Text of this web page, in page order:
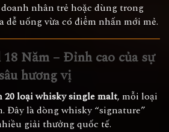
nhân trẻ hoặc dùng trong
dễ uống vừa có điểm nhấn mới mẻ.
18 Năm – Đỉnh cao của sự
hương vị
20 loại whisky single malt, mỗi loại
Đây là dòng whisky “signature”
giải thưởng quốc tế.